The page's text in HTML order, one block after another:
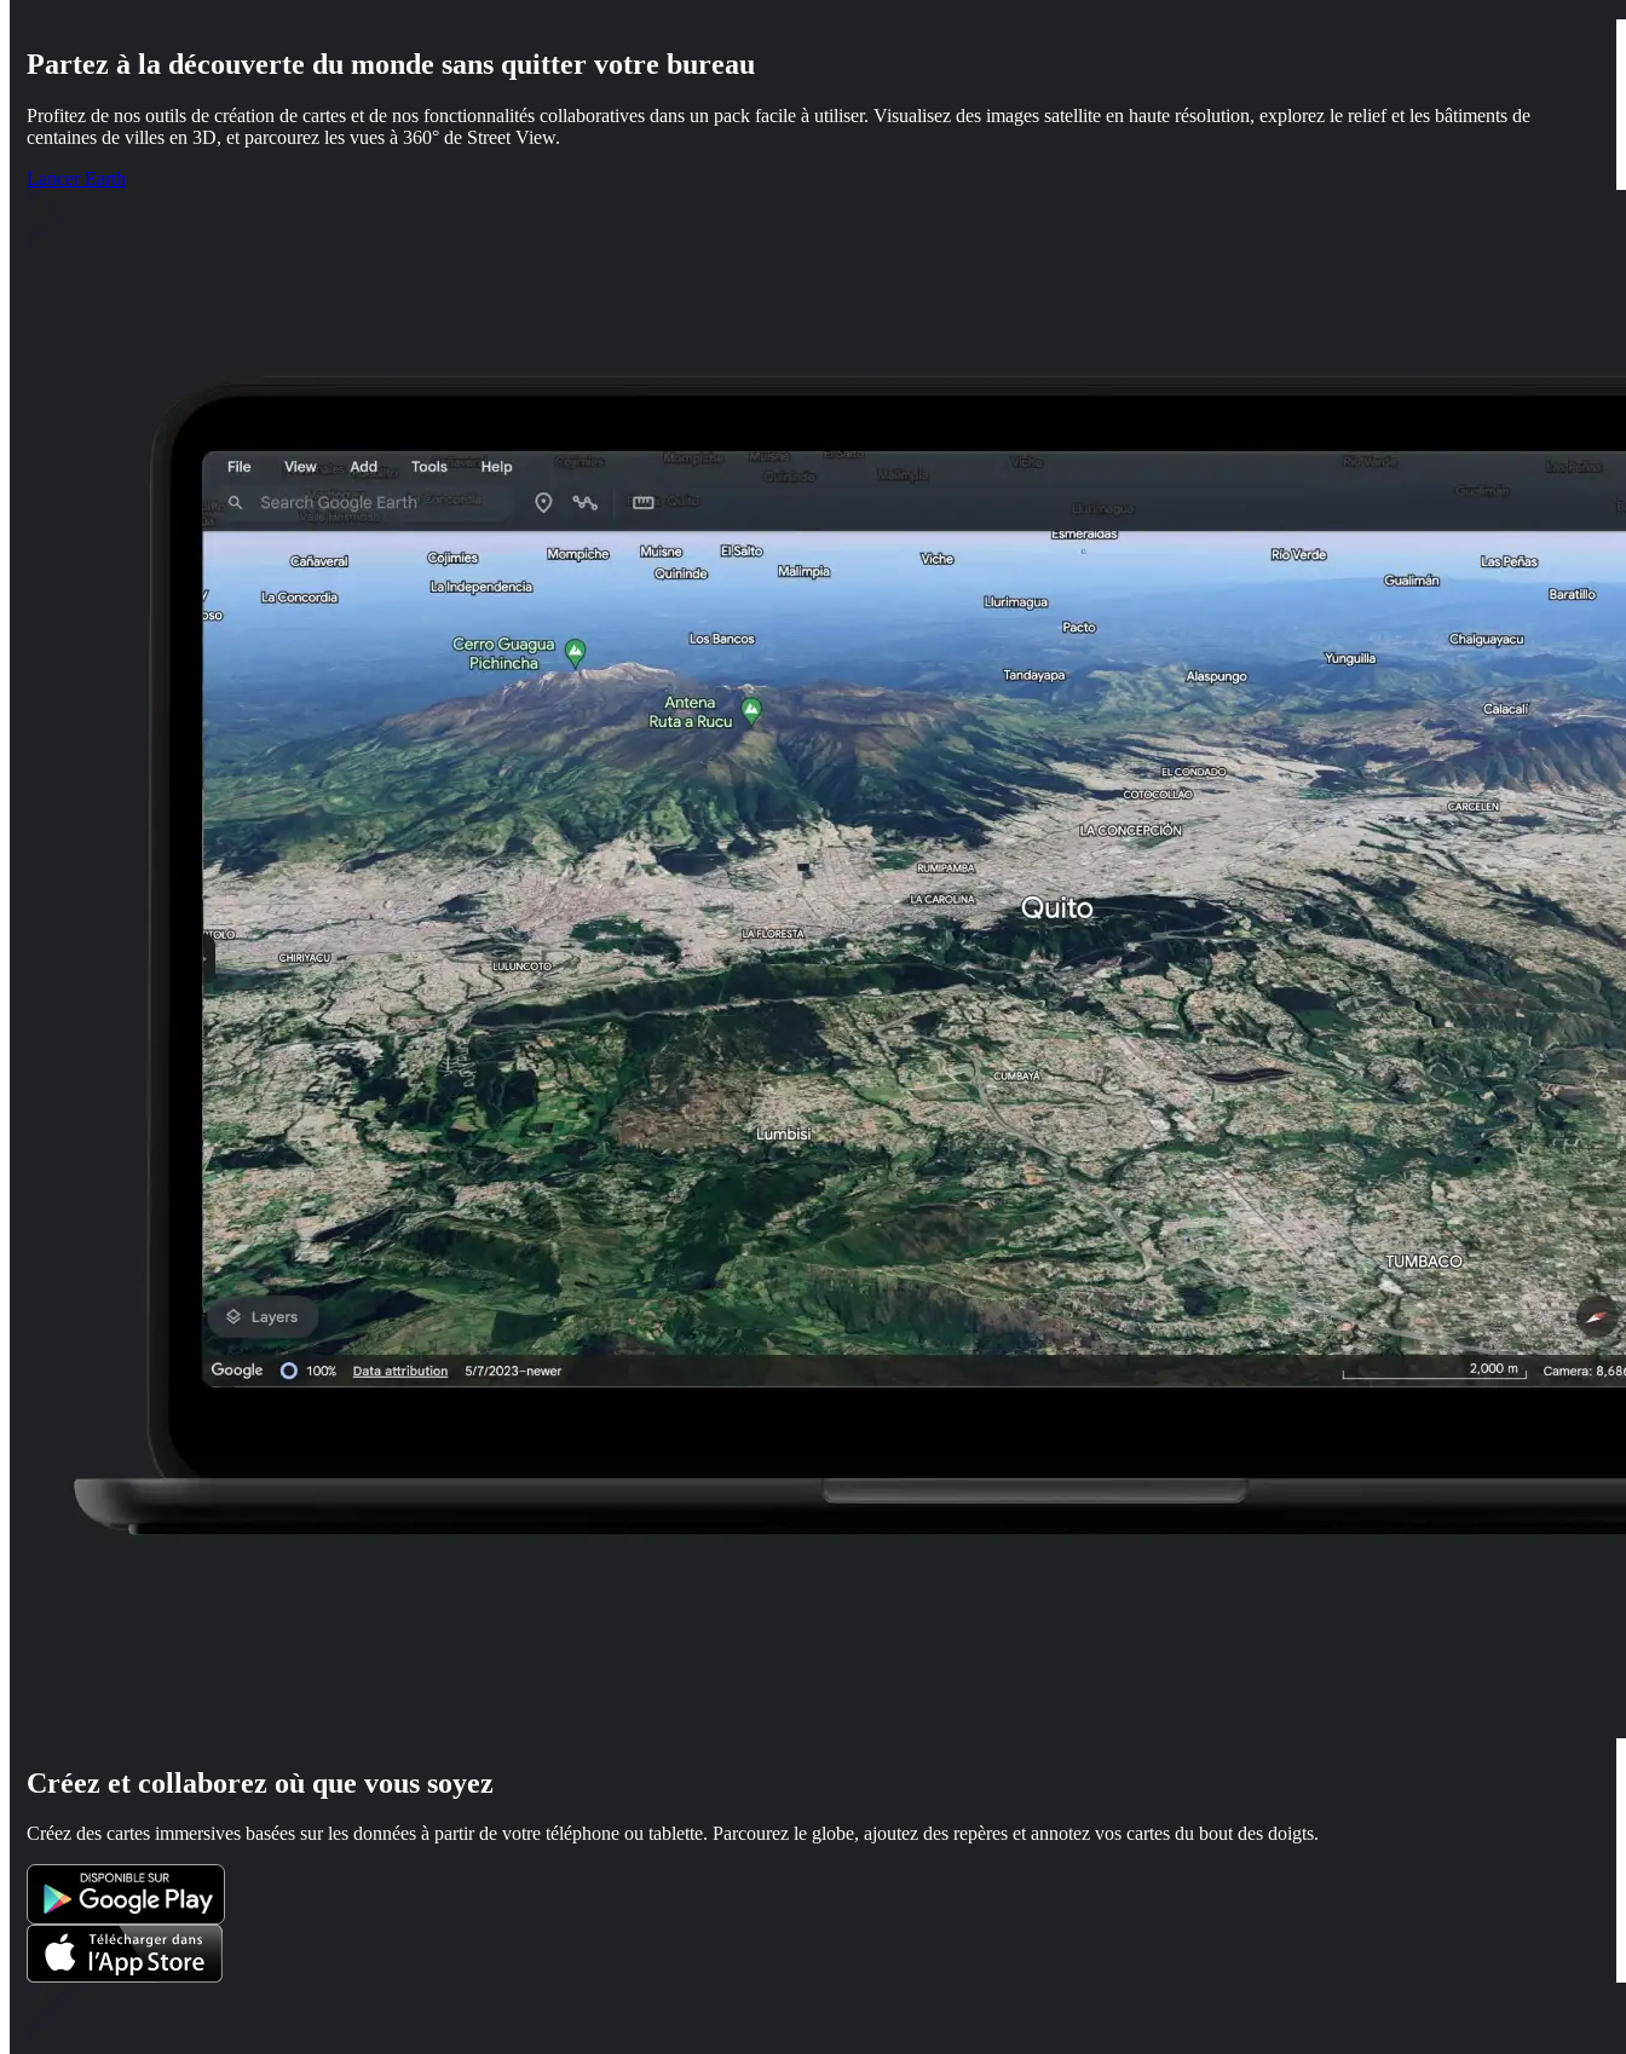
Partez à la découverte du monde sans quitter votre bureau
Profitez de nos outils de création de cartes et de nos fonctionnalités collaboratives dans un pack facile à utiliser. Visualisez des images satellite en haute résolution, explorez le relief et les bâtiments de
centaines de villes en 3D, et parcourez les vues à 360° de Street View.
Lancer Earth
Créez et collaborez où que vous soyez
Créez des cartes immersives basées sur les données à partir de votre téléphone ou tablette. Parcourez le globe, ajoutez des repères et annotez vos cartes du bout des doigts.